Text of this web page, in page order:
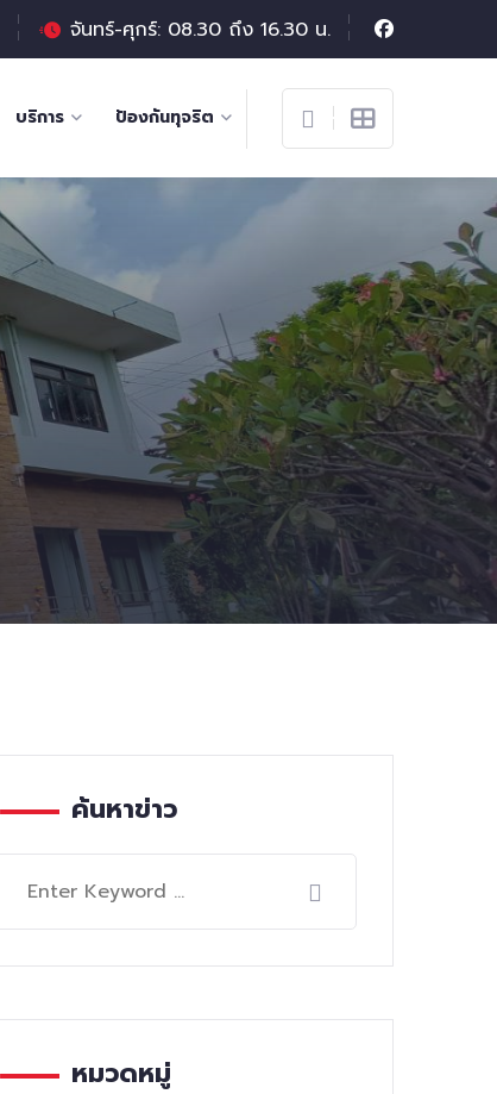
จันทร์-ศุกร์: 08.30 ถึง 16.30 น.
บริการ ป้องกันทุจริต
ค้นหาข่าว
หมวดหมู่